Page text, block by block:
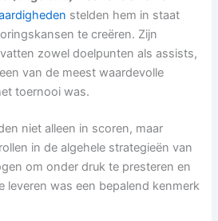
stelden hem in staat
te creëren. Zijn
zowel doelpunten als assists,
van de meest waardevolle
toernooi was.
niet alleen in scoren, maar
in de algehele strategieën van
om onder druk te presteren en
leveren was een bepalend kenmerk